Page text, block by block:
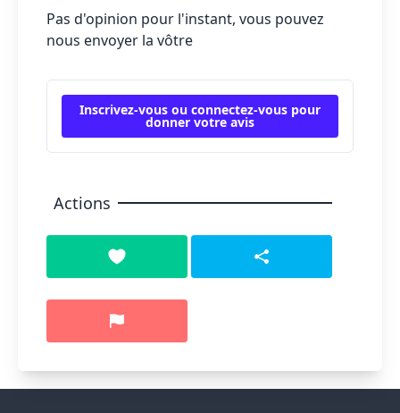
Pas d'opinion pour l'instant, vous pouvez
nous envoyer la vôtre
Inscrivez-vous ou connectez-vous pour
donner votre avis
Actions